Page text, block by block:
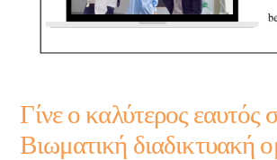
Γίνε ο καλύτερος εαυτός
Βιωματική διαδικτυακή